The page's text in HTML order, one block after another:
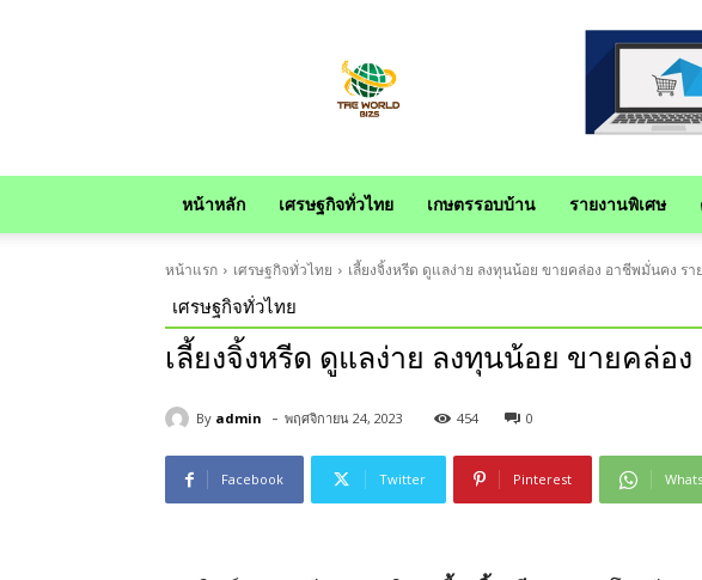
หน้าหลัก เศรษฐกิจทั่วไทย เกษตรรอบบ้าน รายงานพิเศษ
หน้าแรก เศรษฐกิจทั่วไทย เลี้ยงจิ้งหรีด ดูแลง่าย ลงทุนน้อย ขายคล่อง อาชีพมั่นคง รา
เศรษฐกิจทั่วไทย
เลี้ยงจิ้งหรีด ดูแลง่าย ลงทุนน้อย ขายคล่อ
By admin - พฤศจิกายน 24, 2023 454 0
Facebook Twitter Pinterest